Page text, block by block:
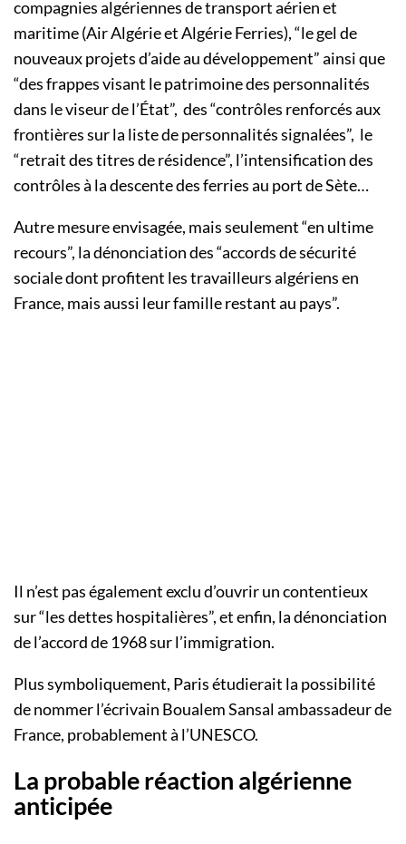
compagnies algériennes de transport aérien et
maritime (Air Algérie et Algérie Ferries), “le gel de
nouveaux projets d’aide au développement” ainsi que
“des frappes visant le patrimoine des personnalités
dans le viseur de l’État”, des “contrôles renforcés aux
frontières sur la liste de personnalités signalées”, le
“retrait des titres de résidence”, l’intensification des
contrôles à la descente des ferries au port de Sète…
Autre mesure envisagée, mais seulement “en ultime
recours”, la dénonciation des “accords de sécurité
sociale dont profitent les travailleurs algériens en
France, mais aussi leur famille restant au pays”.
Il n’est pas également exclu d’ouvrir un contentieux
sur “les dettes hospitalières”, et enfin, la dénonciation
de l’accord de 1968 sur l’immigration.
Plus symboliquement, Paris étudierait la possibilité
de nommer l’écrivain Boualem Sansal ambassadeur de
France, probablement à l’UNESCO.
La probable réaction algérienne
anticipée